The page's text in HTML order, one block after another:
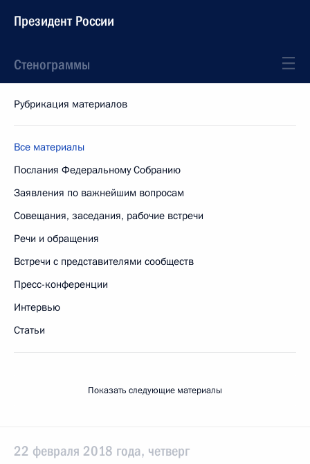
Президент России
Стенограммы
Рубрикация материалов
Все материалы
Послания Федеральному Собранию
Заявления по важнейшим вопросам
Совещания, заседания, рабочие встречи
Речи и обращения
Встречи с представителями сообществ
Пресс-конференции
Интервью
Статьи
Показать следующие материалы
22 февраля 2018 года, четверг